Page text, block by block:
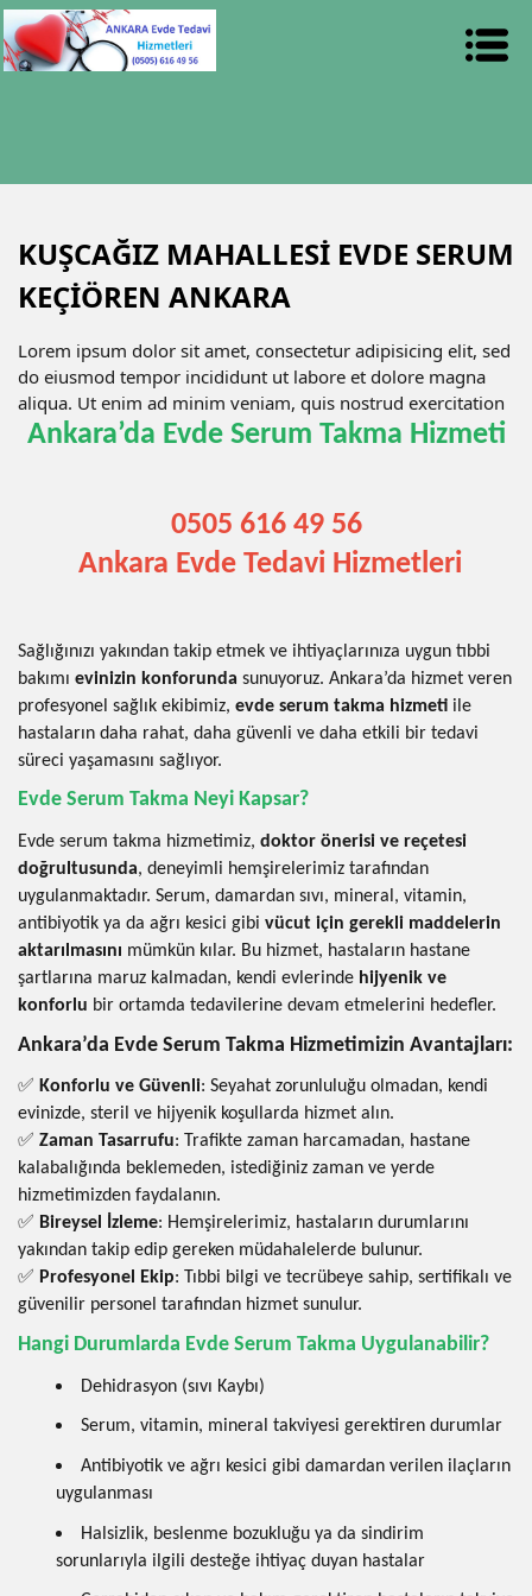
KUŞCAĞIZ MAHALLESİ EVDE SERUM
KEÇİÖREN ANKARA
Lorem ipsum dolor sit amet, consectetur adipisicing elit, sed
do eiusmod tempor incididunt ut labore et dolore magna
aliqua. Ut enim ad minim veniam, quis nostrud exercitation
Ankara’da Evde Serum Takma Hizmeti
0505 616 49 56
Ankara Evde Tedavi Hizmetleri
Sağlığınızı yakından takip etmek ve ihtiyaçlarınıza uygun tıbbi
bakımı evinizin konforunda sunuyoruz. Ankara’da hizmet veren
profesyonel sağlık ekibimiz, evde serum takma hizmeti ile
hastaların daha rahat, daha güvenli ve daha etkili bir tedavi
süreci yaşamasını sağlıyor.
Evde Serum Takma Neyi Kapsar?
Evde serum takma hizmetimiz, doktor önerisi ve reçetesi
doğrultusunda, deneyimli hemşirelerimiz tarafından
uygulanmaktadır. Serum, damardan sıvı, mineral, vitamin,
antibiyotik ya da ağrı kesici gibi vücut için gerekli maddelerin
aktarılmasını mümkün kılar. Bu hizmet, hastaların hastane
şartlarına maruz kalmadan, kendi evlerinde hijyenik ve
konforlu bir ortamda tedavilerine devam etmelerini hedefler.
Ankara’da Evde Serum Takma Hizmetimizin Avantajları:
✅ Konforlu ve Güvenli: Seyahat zorunluluğu olmadan, kendi
evinizde, steril ve hijyenik koşullarda hizmet alın.
✅ Zaman Tasarrufu: Trafikte zaman harcamadan, hastane
kalabalığında beklemeden, istediğiniz zaman ve yerde
hizmetimizden faydalanın.
✅ Bireysel İzleme: Hemşirelerimiz, hastaların durumlarını
yakından takip edip gereken müdahalelerde bulunur.
✅ Profesyonel Ekip: Tıbbi bilgi ve tecrübeye sahip, sertifikalı ve
güvenilir personel tarafından hizmet sunulur.
Hangi Durumlarda Evde Serum Takma Uygulanabilir?
Dehidrasyon (sıvı Kaybı)
Serum, vitamin, mineral takviyesi gerektiren durumlar
Antibiyotik ve ağrı kesici gibi damardan verilen ilaçların
uygulanması
Halsizlik, beslenme bozukluğu ya da sindirim
sorunlarıyla ilgili desteğe ihtiyaç duyan hastalar